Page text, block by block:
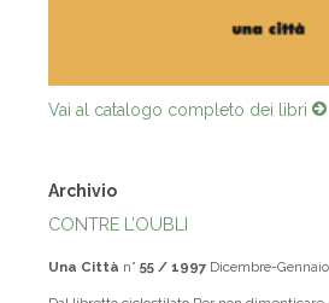
Vai al catalogo completo dei libri
Archivio
CONTRE L’OUBLI
Una Città n° 55 / 1997 Dicembre-Gennaio